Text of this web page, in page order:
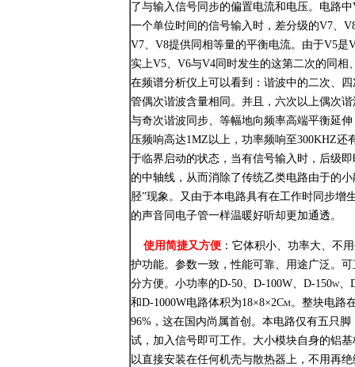
了与输入信号同步的偏置电流和电压。电路
一个单位时间的信号输入时，差分级的V7、
V7、V8提供同相等量的平衡电流。由于V5
实上V5、V6与V4同时发生的这第二次的同
在频谱分析仪上可以看到：谐波中的二次、
管偶次谐波含量相同。并且，六次以上偶次
与奇次谐波同步、等幅地向频率高端平衡延
压频响高达1MZ以上，功率频响至300KHZ
于临界启动的状态，当有信号输入时，后级
的中轴线，从而消除了传统乙类电路由于的
胫”现象。又由于本电路具有在工作时同步增
的声音同电子管一样温暖好听却更加通透。
使用简捷又方便 ：它体积小、功率大、不
护功能。参数一致，性能可靠、用途广泛。
分方便。小功率的D-50、D-100W、D-150w
和D-1000W电路体积为18×8×2Cm。整块电
96%，这在国内尚属首创。本电路仅有五只
试，加入信号即可工作。大小模块自身的铝
以直接安装在任何机壳与散热器上，不用再